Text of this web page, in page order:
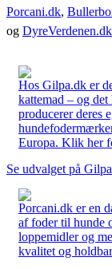
Porcani.dk,
og DyreVerdenen.dk
Hos Gilpa.dk er
kattemad – og
producerer deres
Europa. Klik her
Se udvalget på
Porcani.dk er en
af foder til hunde
loppemidler og
kvalitet og